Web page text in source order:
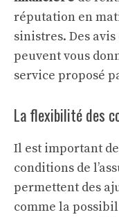
réputation en
sinistres. Des
peuvent vous
service proposé
La flexibilité des
Il est important
conditions de
permettent des
comme la